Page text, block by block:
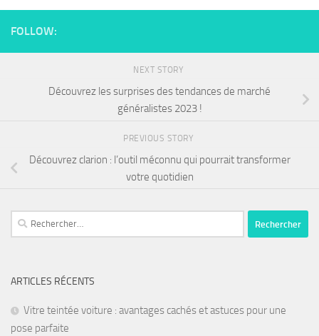
FOLLOW:
NEXT STORY
Découvrez les surprises des tendances de marché
généralistes 2023 !
PREVIOUS STORY
Découvrez clarion : l’outil méconnu qui pourrait transformer
votre quotidien
ARTICLES RÉCENTS
Vitre teintée voiture : avantages cachés et astuces pour une
pose parfaite